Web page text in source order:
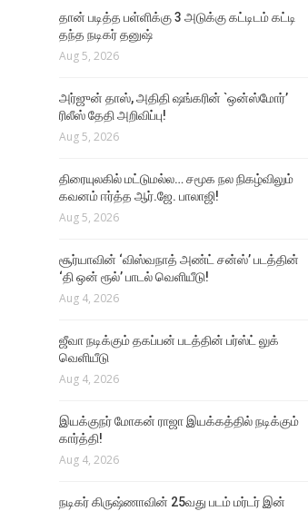
தான் படித்த பள்ளிக்கு 3 அடுக்கு கட்டிடம் கட்டி
தந்த நடிகர் தனுஷ்
Aug 5, 2026
அர்ஜுன் தாஸ், அதிதி ஷங்கரின் `ஒன்ஸ்மோர்’
ரிலீஸ் தேதி அறிவிப்பு!
Aug 5, 2026
திரையுலகில் மட்டுமல்ல… சமூக நல நிகழ்விலும்
கவனம் ஈர்த்த ஆர்.ஜே. பாலாஜி!
Aug 5, 2026
சூர்யாவின் ‘விஸ்வநாத் அண்ட் சன்ஸ்’ படத்தின்
‘தி ஒன் ரூல்’ பாடல் வெளியீடு!
Aug 4, 2026
ஜீவா நடிக்கும் தகப்பன் படத்தின் பர்ஸ்ட் லுக்
வெளியீடு
Aug 4, 2026
இயக்குநர் மோகன் ராஜா இயக்கத்தில் நடிக்கும்
கார்த்தி!
Aug 4, 2026
நடிகர் கிருஷ்ணாவின் 25வது படம் மர்டர் இன்
தான் படித்த பள்ளிக்கு 3
அடுக்கு கட்டிடம் கட்டி தந்த